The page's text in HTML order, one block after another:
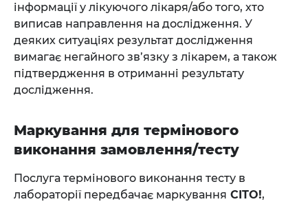
інформації у лікуючого лікаря/або того, хто
виписав направлення на дослідження. У
деяких ситуаціях результат дослідження
вимагає негайного зв’язку з лікарем, а також
підтвердження в отриманні результату
дослідження.
Маркування для термінового
виконання замовлення/тесту
Послуга термінового виконання тесту в
лабораторії передбачає маркування CITO!,